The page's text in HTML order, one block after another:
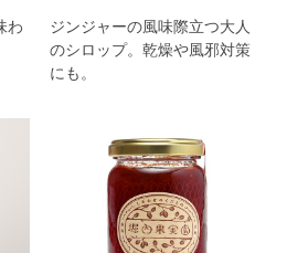
わ
ジンジャーの風味際立つ大人
のシロップ。乾燥や風邪対策
にも。